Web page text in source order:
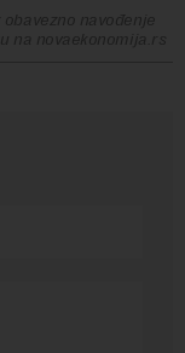
navođenje
novaekonomija.rs